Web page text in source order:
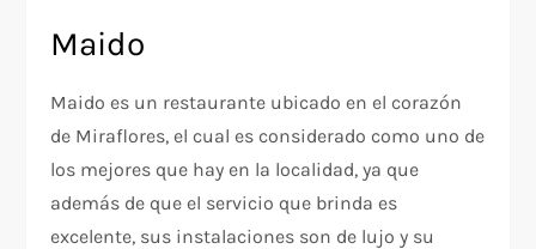
Maido
Maido es un restaurante ubicado en el corazón
de Miraflores, el cual es considerado como uno de
los mejores que hay en la localidad, ya que
además de que el servicio que brinda es
excelente, sus instalaciones son de lujo y su